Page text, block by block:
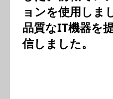
ョンを使用しま
品質なIT機器を
信しました。